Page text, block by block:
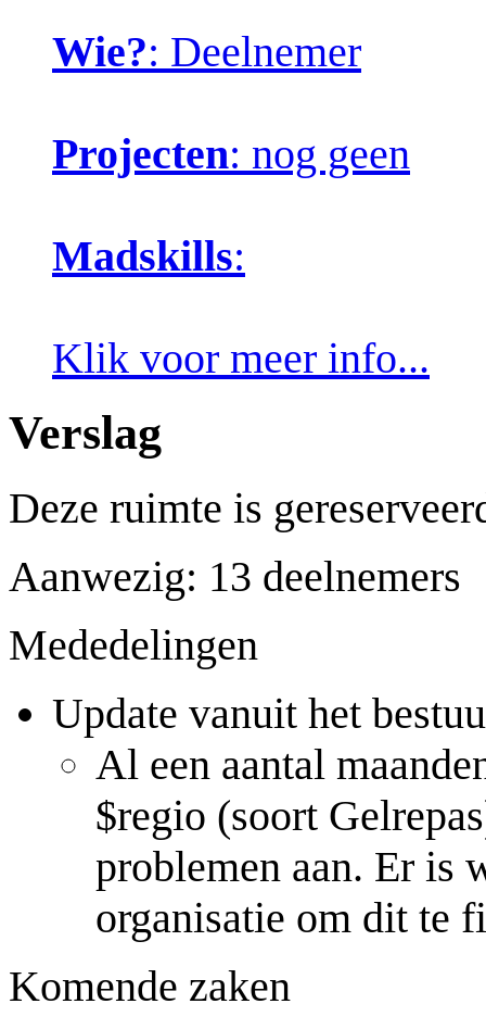
Wie?: Deelnemer
Projecten: nog geen
Madskills:
Klik voor meer info...
Verslag
Deze ruimte is
Aanwezig: 13 deelnemers
Mededelingen
Update vanuit het
Al een aantal
$regio (soort
problemen aan. Er is
organisatie om dit te
Komende zaken